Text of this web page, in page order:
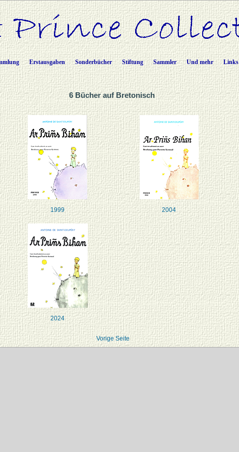
Erstausgaben Sonderbücher Stiftung Sammler Und mehr Links
6 Bücher auf Bretonisch
1999 2004
2024
Vorige Seite